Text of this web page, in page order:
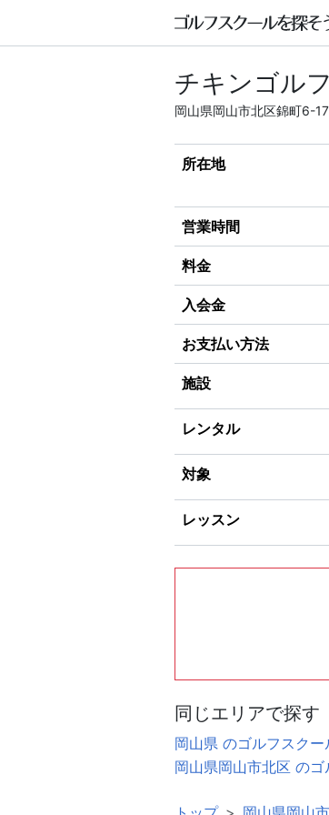
チキンゴル
岡山県岡山市北区錦町6-
所在地
営業時間
料金
入会金
お支払い方法
施設
レンタル
対象
レッスン
同じエリアで探す
岡山県 のゴルフスク
岡山県岡山市北区 の